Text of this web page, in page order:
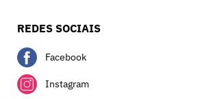
REDES SOCIAIS
Facebook
Instagram